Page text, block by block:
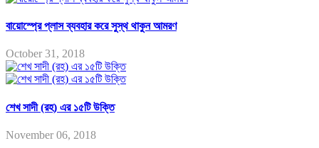
বায়োস্প্রে প্লাস ব্যবহার করে সুস্থ থাকুন আমরণ
October 31, 2018
শেখ সাদী (রহ) এর ১৫টি উক্তি
November 06, 2018